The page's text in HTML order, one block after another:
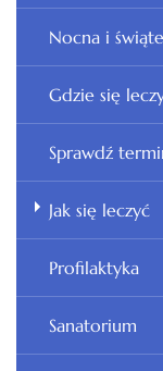
Nocna i
Gdzie się
Sprawdź
Jak się leczyć
Profilaktyka
Sanatorium